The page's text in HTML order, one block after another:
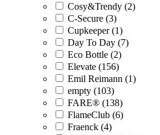
Cosy&Trendy (2)
C-Secure (3)
Cupkeeper (1)
Day To Day (7)
Eco Bottle (2)
Elevate (156)
Emil Reimann (1)
empty (103)
FARE® (138)
FlameClub (6)
Fraenck (4)